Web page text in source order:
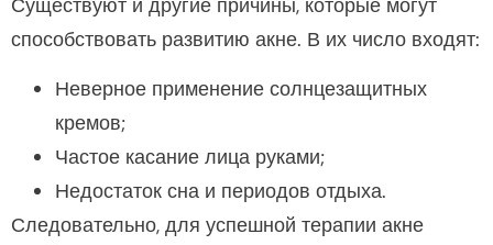
Существуют и другие причины, которые могут
способствовать развитию акне. В их число входят:
Неверное применение солнцезащитных
кремов;
Частое касание лица руками;
Недостаток сна и периодов отдыха.
Следовательно, для успешной терапии акне